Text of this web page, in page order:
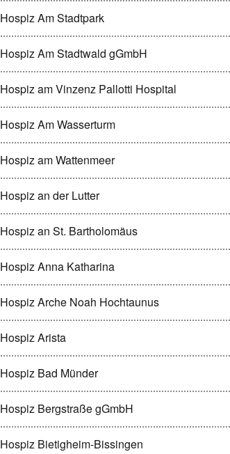
Hospiz Am Stadtpark
Hospiz Am Stadtwald gGmbH
Hospiz am Vinzenz Pallotti Hospital
Hospiz Am Wasserturm
Hospiz am Wattenmeer
Hospiz an der Lutter
Hospiz an St. Bartholomäus
Hospiz Anna Katharina
Hospiz Arche Noah Hochtaunus
Hospiz Arista
Hospiz Bad Münder
Hospiz Bergstraße gGmbH
Hospiz Bietigheim-Bissingen